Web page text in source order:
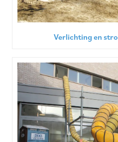
Verlichting en